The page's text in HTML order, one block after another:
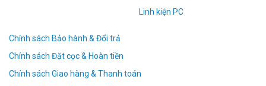
Linh kiện PC
Chính sách Bảo hành & Đổi trả
Chính sách Đặt cọc & Hoàn tiền
Chính sách Giao hàng & Thanh toán